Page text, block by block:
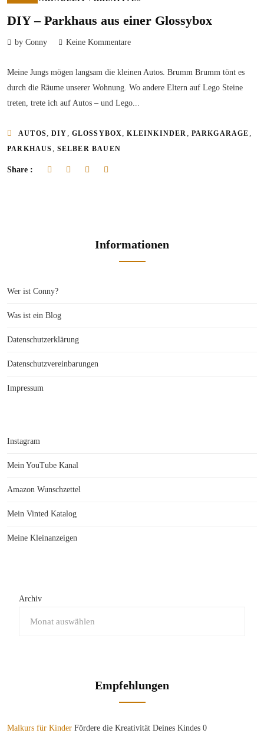
DIY – Parkhaus aus einer Glossybox
by Conny Keine Kommentare
Meine Jungs mögen langsam die kleinen Autos. Brumm Brumm tönt es
durch die Räume unserer Wohnung. Wo andere Eltern auf Lego Steine
treten, trete ich auf Autos – und Lego...
AUTOS DIY GLOSSYBOX ,KLEINKINDER PARKGARAGE
PARKHAUS SELBER BAUEN
Share :
Informationen
Wer ist Conny?
Was ist ein Blog
Datenschutzerklärung
Datenschutzvereinbarungen
Impressum
Instagram
Mein YouTube Kanal
Amazon Wunschzettel
Mein Vinted Katalog
Meine Kleinanzeigen
Archiv
Empfehlungen
Malkurs für Kinder Fördere die Kreativität Deines Kindes 0